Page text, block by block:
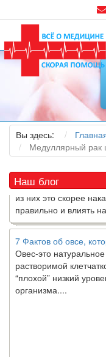
Вы здесь:
Медуллярный рак
Наш блог
Как я заболел во
Это странная
предосторожности
но, тем не менее, вы
можете задаться...
5 причин обратить
приходят в нашу
из них это скорее
правильно и влиять
7 Фактов об овсе,
Овес-это натуральное
растворимой
“плохой” низкий
организма....